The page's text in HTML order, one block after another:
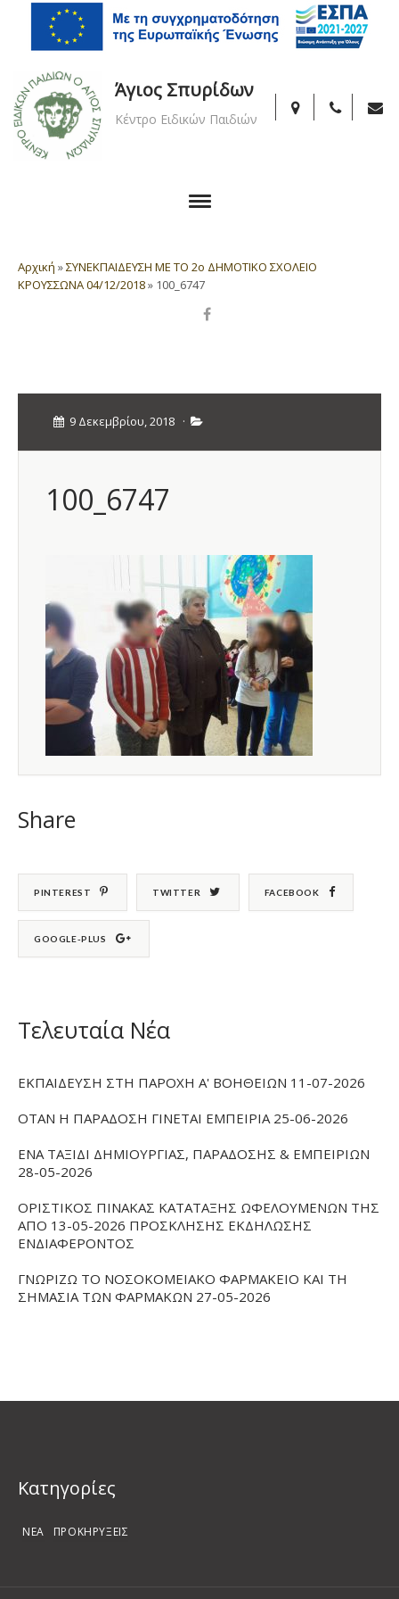
Άγιος Σπυρίδων
Κέντρο Ειδικών Παιδιών
Αρχική »ΣΥΝΕΚΠΑΙΔΕΥΣΗ ΜΕ ΤΟ 2ο ΔΗΜΟΤΙΚΟ ΣΧΟΛΕΙΟ
ΚΡΟΥΣΣΩΝΑ 04/12/2018» 100_6747
9 Δεκεμβρίου, 2018 ·
100_6747
Share
PINTEREST TWITTER FACEBOOK
GOOGLE-PLUS
Τελευταία Νέα
ΕΚΠΑΙΔΕΥΣΗ ΣΤΗ ΠΑΡΟΧΗ Α' ΒΟΗΘΕΙΩΝ 11-07-2026
ΟΤΑΝ Η ΠΑΡΑΔΟΣΗ ΓΙΝΕΤΑΙ ΕΜΠΕΙΡΙΑ 25-06-2026
ΕΝΑ ΤΑΞΙΔΙ ΔΗΜΙΟΥΡΓΙΑΣ, ΠΑΡΑΔΟΣΗΣ & ΕΜΠΕΙΡΙΩΝ
28-05-2026
ΟΡΙΣΤΙΚΟΣ ΠΙΝΑΚΑΣ ΚΑΤΑΤΑΞΗΣ ΩΦΕΛΟΥΜΕΝΩΝ ΤΗΣ
ΑΠΟ 13-05-2026 ΠΡΟΣΚΛΗΣΗΣ ΕΚΔΗΛΩΣΗΣ
ΕΝΔΙΑΦΕΡΟΝΤΟΣ
ΓΝΩΡΙΖΩ ΤΟ ΝΟΣΟΚΟΜΕΙΑΚΟ ΦΑΡΜΑΚΕΙΟ ΚΑΙ ΤΗ
ΣΗΜΑΣΙΑ ΤΩΝ ΦΑΡΜΑΚΩΝ 27-05-2026
Kατηγορίες
ΝΕΑ ΠΡΟΚΗΡΥΞΕΙΣ